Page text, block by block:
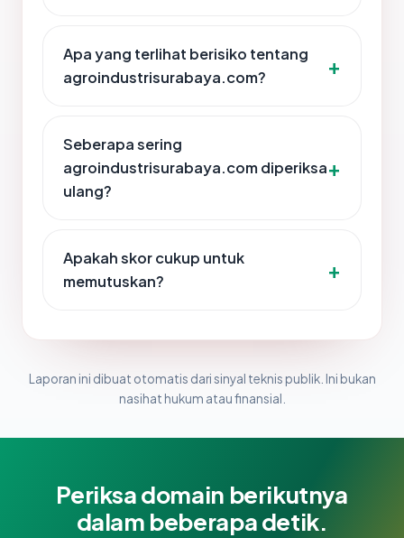
Apa yang terlihat berisiko tentang
agroindustrisurabaya.com?
Seberapa sering
agroindustrisurabaya.com diperiksa
ulang?
Apakah skor cukup untuk
memutuskan?
Laporan ini dibuat otomatis dari sinyal teknis publik. Ini bukan
nasihat hukum atau finansial.
Periksa domain berikutnya
dalam beberapa detik.